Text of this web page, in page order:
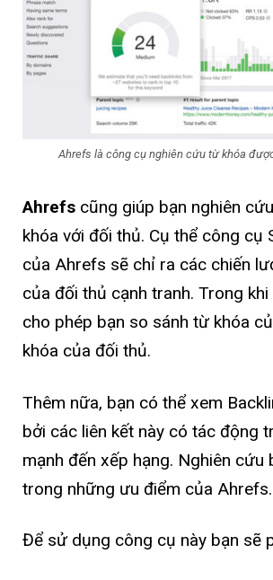
Ahrefs là công cụ nghiên cứu từ khóa
Ahrefs cũng giúp bạn nghiên
khóa với đối thủ. Cụ thể công cụ
của Ahrefs sẽ chỉ ra các chiến
của đối thủ cạnh tranh. Trong khi
cho phép bạn so sánh từ khóa
khóa của đối thủ.
Thêm nữa, bạn có thể xem
bởi các liên kết này có tác động
mạnh đến xếp hạng. Nghiên cứu
trong những ưu điểm của Ahrefs.
Để sử dụng công cụ này bạn sẽ